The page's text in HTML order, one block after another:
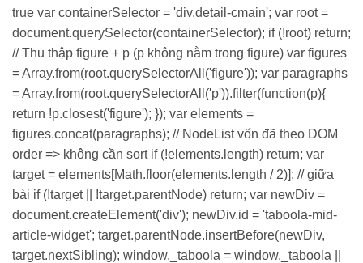
true var containerSelector = 'div.detail-cmain'; var root =
document.querySelector(containerSelector); if (!root) return;
// Thu thập figure + p (p không nằm trong figure) var figures
= Array.from(root.querySelectorAll('figure')); var paragraphs
= Array.from(root.querySelectorAll('p')).filter(function(p){
return !p.closest('figure'); }); var elements =
figures.concat(paragraphs); // NodeList vốn đã theo DOM
order => không cần sort if (!elements.length) return; var
target = elements[Math.floor(elements.length / 2)]; // giữa
bài if (!target || !target.parentNode) return; var newDiv =
document.createElement('div'); newDiv.id = 'taboola-mid-
article-widget'; target.parentNode.insertBefore(newDiv,
target.nextSibling); window._taboola = window._taboola ||